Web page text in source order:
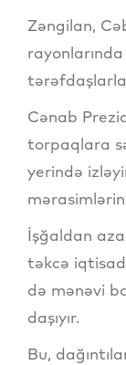
Zəngilan,
Cənab
torpaqlara
yerində
İşğaldan
təkcə
də mənəvi
daşıyır.
Bu,